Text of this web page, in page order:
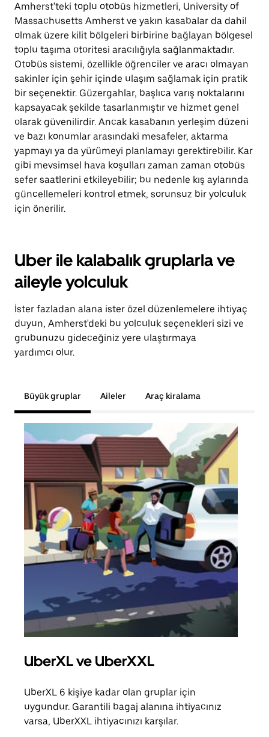
Amherst'teki toplu otobüs hizmetleri, University of
Massachusetts Amherst ve yakın kasabalar da dahil
olmak üzere kilit bölgeleri birbirine bağlayan bölgesel
toplu taşıma otoritesi aracılığıyla sağlanmaktadır.
Otobüs sistemi, özellikle öğrenciler ve aracı olmayan
sakinler için şehir içinde ulaşım sağlamak için pratik
bir seçenektir. Güzergahlar, başlıca varış noktalarını
kapsayacak şekilde tasarlanmıştır ve hizmet genel
olarak güvenilirdir. Ancak kasabanın yerleşim düzeni
ve bazı konumlar arasındaki mesafeler, aktarma
yapmayı ya da yürümeyi planlamayı gerektirebilir. Kar
gibi mevsimsel hava koşulları zaman zaman otobüs
sefer saatlerini etkileyebilir; bu nedenle kış aylarında
güncellemeleri kontrol etmek, sorunsuz bir yolculuk
için önerilir.
Uber ile kalabalık gruplarla ve
aileyle yolculuk
İster fazladan alana ister özel düzenlemelere ihtiyaç
duyun, Amherst'deki bu yolculuk seçenekleri sizi ve
grubunuzu gideceğiniz yere ulaştırmaya
yardımcı olur.
Büyük gruplar Aileler Araç kiralama
UberXL ve UberXXL
UberXL 6 kişiye kadar olan gruplar için
uygundur. Garantili bagaj alanına ihtiyacınız
varsa, UberXXL ihtiyacınızı karşılar.